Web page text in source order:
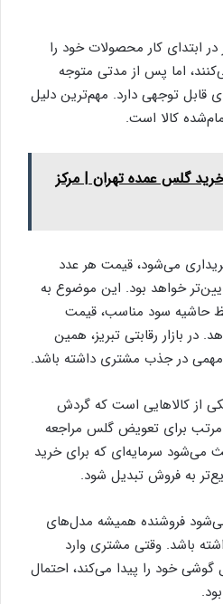
در ابتدای کار محصولات خود را
اما پس از مدتی متوجه
قابل توجهی دارد. مهم‌ترین دلیل
کالا است.
گلس عمده تهران | مرکز
می‌شود، قیمت هر عدد
خواهد بود. این موضوع به
حاشیه سود مناسب، قیمت
در بازار رقابتی تبریز، همین
در جذب مشتری داشته باشد.
از کالاهایی است که گردش
مرتب برای تعویض گلس مراجعه
می‌شود سرمایه‌ای که برای خرید
به فروش تبدیل شود.
فروشنده همیشه مدل‌های
باشد. وقتی مشتری وارد
خود را پیدا می‌کند، احتمال